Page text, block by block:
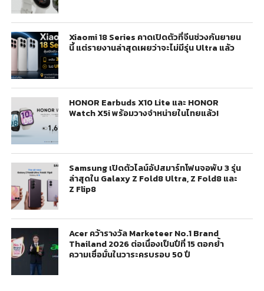
Xiaomi 18 Series คาดเปิดตัวที่จีนช่วงกันยายน
นี้ แต่รายงานล่าสุดเผยว่าจะไม่มีรุ่น Ultra แล้ว
HONOR Earbuds X10 Lite และ HONOR
Watch X5i พร้อมวางจำหน่ายในไทยแล้ว!
Samsung เปิดตัวไลน์อัปสมาร์ทโฟนจอพับ 3 รุ่น
ล่าสุดใน Galaxy Z Fold8 Ultra, Z Fold8 และ
Z Flip8
Acer คว้ารางวัล Marketeer No.1 Brand
Thailand 2026 ต่อเนื่องเป็นปีที่ 15 ตอกย้ำ
ความเชื่อมั่นในวาระครบรอบ 50 ปี